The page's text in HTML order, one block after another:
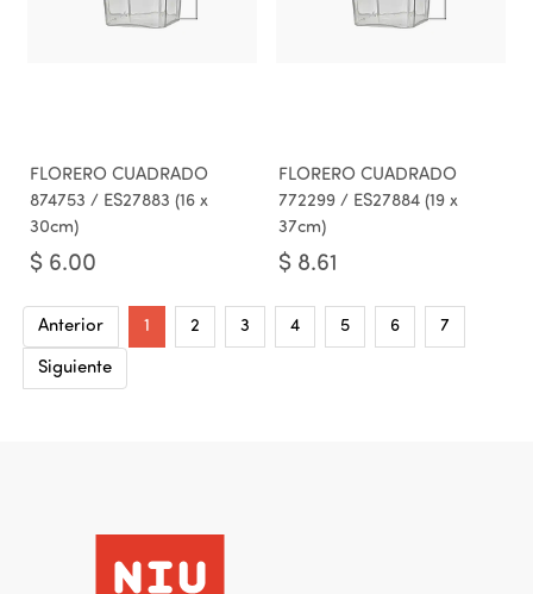
FLORERO CUADRADO
874753 / ES27883 (16 x
30cm)
$ 6.00
FLORERO CUADRADO
772299 / ES27884 (19 x
37cm)
$ 8.61
Anterior 1 2 3 4 5 6 7
Siguiente